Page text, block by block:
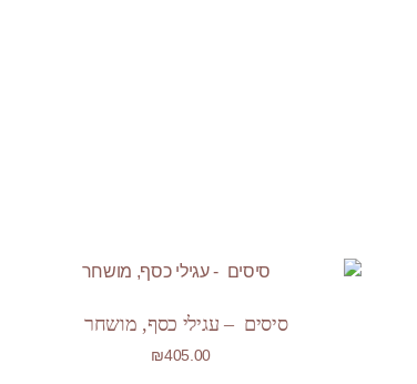
סיסים – עגילי כסף, מושחר
₪405.00